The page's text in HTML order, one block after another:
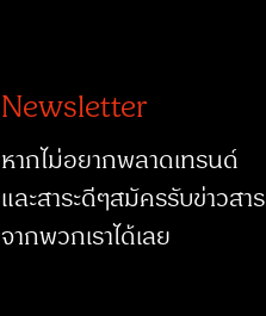
Newsletter
หากไม่อยากพลาดเทรนด์
และสาระดีๆสมัครรับข่าวสาร
จากพวกเราได้เลย